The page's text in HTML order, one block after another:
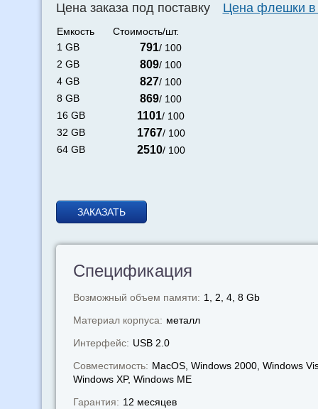
Цена заказа под поставку
Емкость
Стоимость/шт.
1 GB
791/ 100
2 GB
809/ 100
4 GB
827/ 100
8 GB
869/ 100
16 GB
1101/ 100
32 GB
1767/ 100
64 GB
2510/ 100
Цена флешки в
ЗАКАЗАТЬ
Спецификация
Возможный объем памяти: 1, 2, 4, 8 Gb
Материал корпуса: металл
Интерфейс: USB 2.0
Совместимость: MacOS, Windows 2000, Windows
Windows XP, Windows МЕ
Гарантия: 12 месяцев